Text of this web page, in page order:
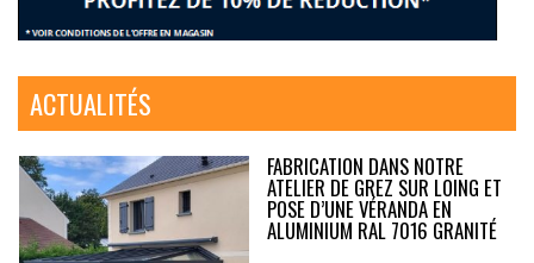
ACTUALITÉS
FABRICATION DANS NOTRE
ATELIER DE GREZ SUR LOING ET
POSE D’UNE VÉRANDA EN
ALUMINIUM RAL 7016 GRANITÉ